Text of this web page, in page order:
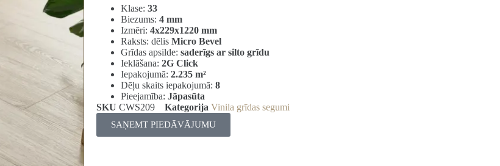
Klase: 33
Biezums: 4 mm
Izmēri: 4x229x1220 mm
Raksts: dēlis Micro Bevel
Grīdas apsilde: saderīgs ar silto grīdu
Ieklāšana: 2G Click
Iepakojumā: 2.235 m²
Dēļu skaits iepakojumā: 8
Pieejamība: Jāpasūta
SKU CWS209 Kategorija Vinila grīdas segumi
SAŅEMT PIEDĀVĀJUMU